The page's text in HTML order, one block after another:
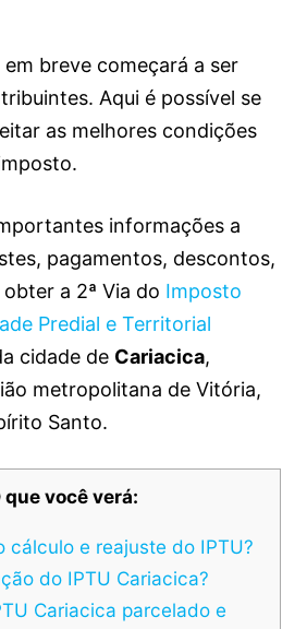
em breve começará a ser
Aqui é possível se
as melhores condições
informações a
pagamentos, descontos,
a 2ª Via do Imposto
Predial e Territorial
cidade de Cariacica,
metropolitana de Vitória,
Santo.
que você verá:
cálculo e reajuste do IPTU?
do IPTU Cariacica?
Cariacica parcelado e